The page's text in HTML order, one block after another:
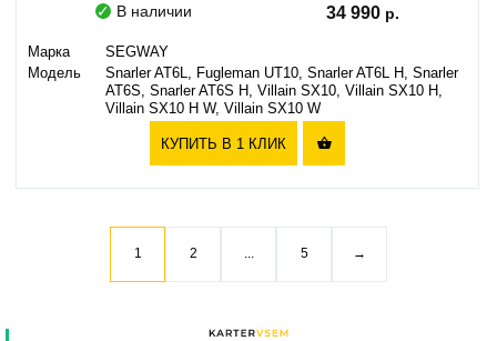
В наличии 34 990
Марка
SEGWAY
Модель
Snarler AT6L, Fugleman UT10, Snarler AT6L H, Snarler
AT6S, Snarler AT6S H, Villain SX10, Villain SX10 H,
Villain SX10 H W, Villain SX10 W
КУПИТЬ В 1 КЛИК 
1 2 ... 5 →